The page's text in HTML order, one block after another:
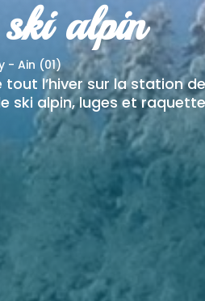
alpin
- Ain (01)
l’hiver sur la station
ski alpin, luges et